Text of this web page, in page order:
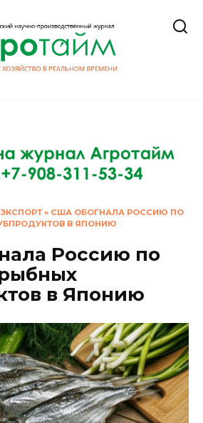
ЭКСПОРТ» США ОБОГНАЛА РОССИЮ ПО
В ЯПОНИЮ
Россию по
в Японию